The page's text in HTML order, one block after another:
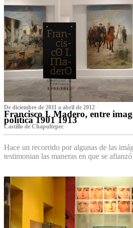
De diciembre de 2011 a abril de 2012
Francisco I. Madero, entre
política 1901 1913
Castillo de Chapultepec
Hace un recorrido por algunas de las
testimonian las maneras en que se